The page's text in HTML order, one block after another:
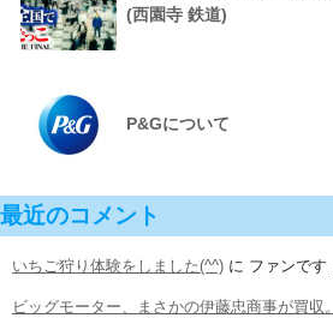
(西園寺 鉄道)
P&Gについて
最近のコメント
いちご狩り体験をしました(^^) に ファンです
ビッグモーター、まさかの伊藤忠商事が買収。